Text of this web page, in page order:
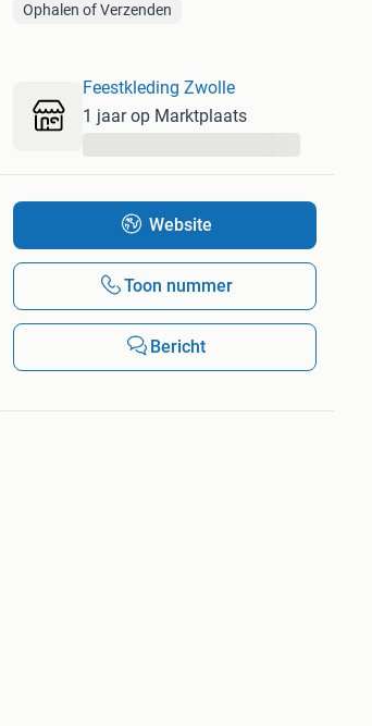
Ophalen of Verzenden
Feestkleding Zwolle
1 jaar op Marktplaats
Website
Toon nummer
Bericht